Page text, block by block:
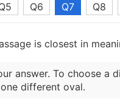
Q6 Q7 Q8
is closest in
answer. To choose a
different oval.